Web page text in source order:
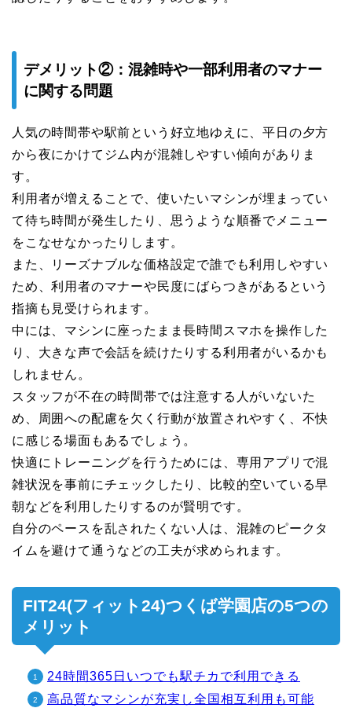
デメリット②：混雑時や一部利用者のマナー
に関する問題
人気の時間帯や駅前という好立地ゆえに、平日の夕方
から夜にかけてジム内が混雑しやすい傾向がありま
す。
利用者が増えることで、使いたいマシンが埋まってい
て待ち時間が発生したり、思うような順番でメニュー
をこなせなかったりします。
また、リーズナブルな価格設定で誰でも利用しやすい
ため、利用者のマナーや民度にばらつきがあるという
指摘も見受けられます。
中には、マシンに座ったまま長時間スマホを操作した
り、大きな声で会話を続けたりする利用者がいるかも
しれません。
スタッフが不在の時間帯では注意する人がいないた
め、周囲への配慮を欠く行動が放置されやすく、不快
に感じる場面もあるでしょう。
快適にトレーニングを行うためには、専用アプリで混
雑状況を事前にチェックしたり、比較的空いている早
朝などを利用したりするのが賢明です。
自分のペースを乱されたくない人は、混雑のピークタ
イムを避けて通うなどの工夫が求められます。
FIT24(フィット24)つくば学園店の5つの
メリット
24時間365日いつでも駅チカで利用できる
高品質なマシンが充実し全国相互利用も可能